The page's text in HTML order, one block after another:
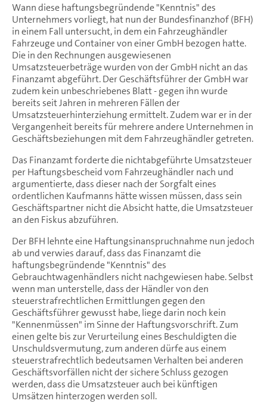
Wann diese haftungsbegründende "Kenntnis" des
Unternehmers vorliegt, hat nun der Bundesfinanzhof (BFH)
in einem Fall untersucht, in dem ein Fahrzeughändler
Fahrzeuge und Container von einer GmbH bezogen hatte.
Die in den Rechnungen ausgewiesenen
Umsatzsteuerbeträge wurden von der GmbH nicht an das
Finanzamt abgeführt. Der Geschäftsführer der GmbH war
zudem kein unbeschriebenes Blatt - gegen ihn wurde
bereits seit Jahren in mehreren Fällen der
Umsatzsteuerhinterziehung ermittelt. Zudem war er in der
Vergangenheit bereits für mehrere andere Unternehmen in
Geschäftsbeziehungen mit dem Fahrzeughändler getreten.
Das Finanzamt forderte die nichtabgeführte Umsatzsteuer
per Haftungsbescheid vom Fahrzeughändler nach und
argumentierte, dass dieser nach der Sorgfalt eines
ordentlichen Kaufmanns hätte wissen müssen, dass sein
Geschäftspartner nicht die Absicht hatte, die Umsatzsteuer
an den Fiskus abzuführen.
Der BFH lehnte eine Haftungsinanspruchnahme nun jedoch
ab und verwies darauf, dass das Finanzamt die
haftungsbegründende "Kenntnis" des
Gebrauchtwagenhändlers nicht nachgewiesen habe. Selbst
wenn man unterstelle, dass der Händler von den
steuerstrafrechtlichen Ermittlungen gegen den
Geschäftsführer gewusst habe, liege darin noch kein
"Kennenmüssen" im Sinne der Haftungsvorschrift. Zum
einen gelte bis zur Verurteilung eines Beschuldigten die
Unschuldsvermutung, zum anderen dürfe aus einem
steuerstrafrechtlich bedeutsamen Verhalten bei anderen
Geschäftsvorfällen nicht der sichere Schluss gezogen
werden, dass die Umsatzsteuer auch bei künftigen
Umsätzen hinterzogen werden soll.